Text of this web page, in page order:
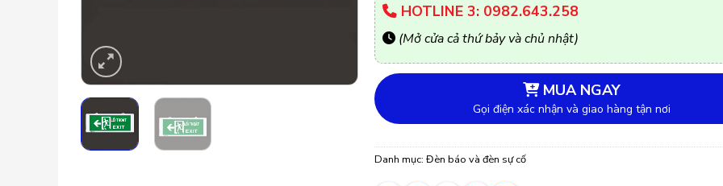
HOTLINE 3: 0982.643.258
(Mở cửa cả thứ bảy và chủ nhật)
MUA NGAY
Gọi điện xác nhận và giao hàng tận nơi
Danh mục: Đèn báo và đèn sự cố